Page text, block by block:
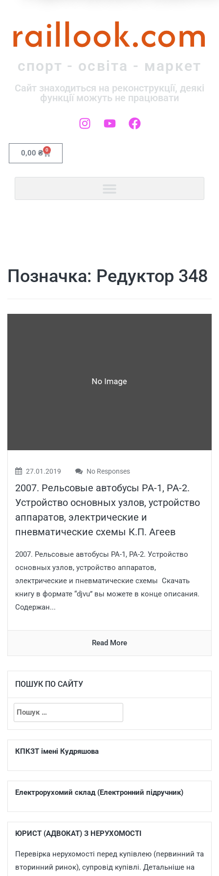
raillook.com
спорт - освіта - маркет
Сайт знаходиться на реконструкції, деякі
функції можуть не працювати
0,00 ₴ 0
Позначка: Редуктор 348
27.01.2019 No Responses
2007. Рельсовые автобусы РА-1, РА-2.
Устройство основных узлов, устройство
аппаратов, электрические и
пневматические схемы К.П. Агеев
2007. Рельсовые автобусы РА-1, РА-2. Устройство
основных узлов, устройство аппаратов,
электрические и пневматические схемы Скачать
книгу в формате “djvu” вы можете в конце описания.
Содержан...
Read More
ПОШУК ПО САЙТУ
КПКЗТ імені Кудряшова
Електрорухомий склад (Електронний підручник)
ЮРИСТ (АДВОКАТ) З НЕРУХОМОСТІ
Перевірка нерухомості перед купівлею (первинний та
вторинний ринок), супровід купівлі. Детальніше на